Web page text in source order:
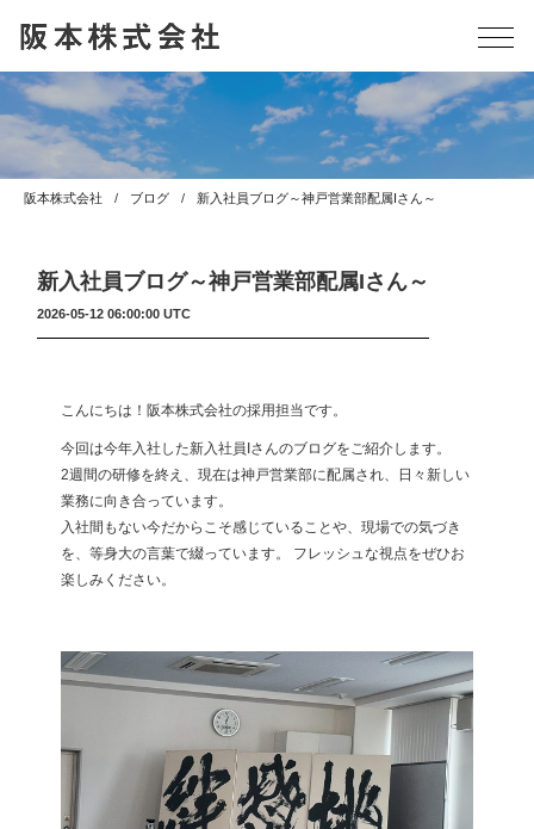
阪本株式会社 ブログ 新入社員ブログ～神戸営業部配属Iさん～
新入社員ブログ～神戸営業部配属Iさん～
2026-05-12 06:00:00 UTC
こんにちは！阪本株式会社の採用担当です。
今回は今年入社した新入社員Iさんのブログをご紹介します。
2週間の研修を終え、現在は神戸営業部に配属され、日々新しい
業務に向き合っています。
入社間もない今だからこそ感じていることや、現場での気づき
を、等身大の言葉で綴っています。
フレッシュな視点をぜひお
楽しみください。